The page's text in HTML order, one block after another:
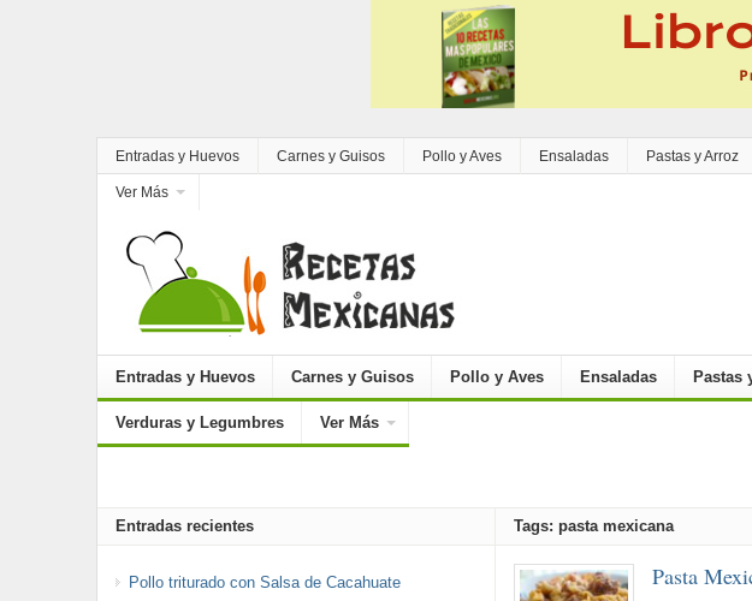
Entradas y Huevos Carnes y Guisos Pollo y Aves Ensaladas Pastas y Arroz
Ver Más
Entradas y Huevos Carnes y Guisos Pollo y Aves Ensaladas Pastas
Verduras y Legumbres Ver Más
Tags: pasta mexicana
Pasta
Entradas recientes
Pollo triturado con Salsa de Cacahuate